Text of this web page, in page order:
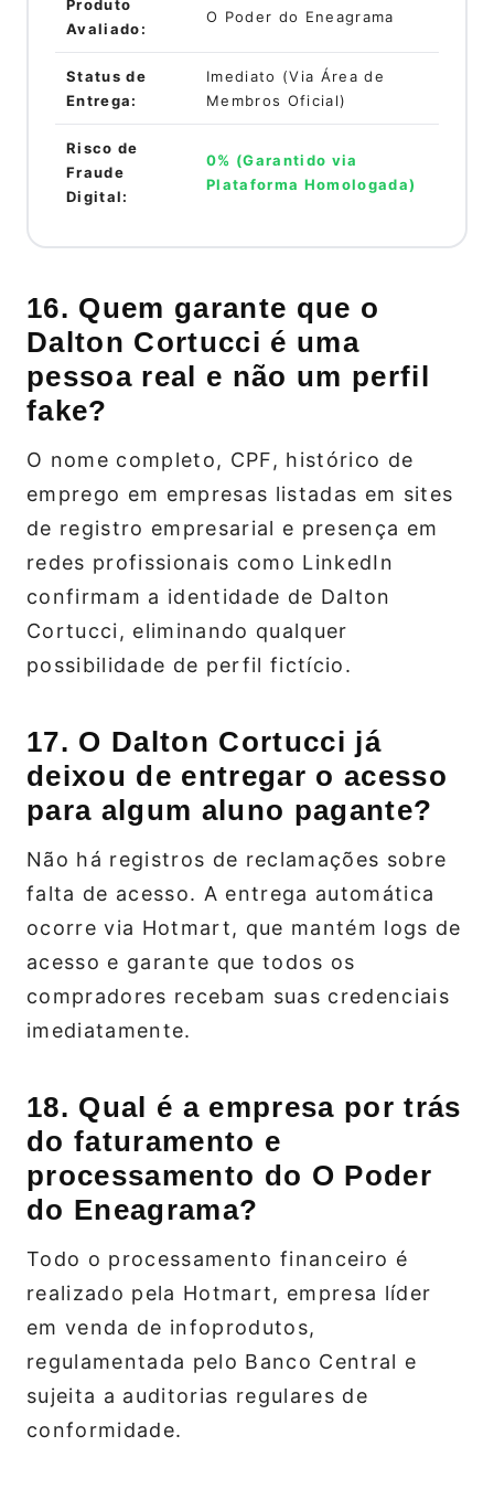
Produto
Avaliado:
O Poder do Eneagrama
Status de
Entrega:
Imediato (Via Área de
Membros Oficial)
Risco de
Fraude
Digital:
0% (Garantido via
Plataforma Homologada)
16. Quem garante que o
Dalton Cortucci é uma
pessoa real e não um perfil
fake?
O nome completo, CPF, histórico de
emprego em empresas listadas em sites
de registro empresarial e presença em
redes profissionais como LinkedIn
confirmam a identidade de Dalton
Cortucci, eliminando qualquer
possibilidade de perfil fictício.
17. O Dalton Cortucci já
deixou de entregar o acesso
para algum aluno pagante?
Não há registros de reclamações sobre
falta de acesso. A entrega automática
ocorre via Hotmart, que mantém logs de
acesso e garante que todos os
compradores recebam suas credenciais
imediatamente.
18. Qual é a empresa por trás
do faturamento e
processamento do O Poder
do Eneagrama?
Todo o processamento financeiro é
realizado pela Hotmart, empresa líder
em venda de infoprodutos,
regulamentada pelo Banco Central e
sujeita a auditorias regulares de
conformidade.